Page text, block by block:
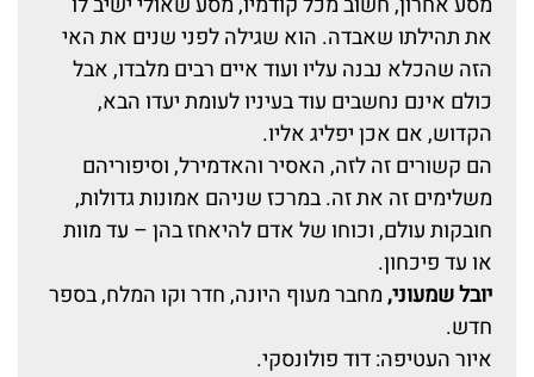
את תהילתו שאבדה. הוא שגילה לפני שנים את האי
הזה שהכלא נבנה עליו ועוד איים רבים מלבדו, אבל
כולם אינם נחשבים עוד בעיניו לעומת יעדו הבא,
הקדוש, אם אכן יפליג אליו.
הם קשורים זה לזה, האסיר והאדמירל, וסיפוריהם
משלימים זה את זה. במרכז שניהם אמונות גדולות,
חובקות עולם, וכוחו של אדם להיאחז בהן – עד מוות
או עד פיכחון.
יובל שמעוני,מחבר מעוף היונה, חדר וקו המלח, בספר
חדש.
איור העטיפה: דוד פולונסקי.